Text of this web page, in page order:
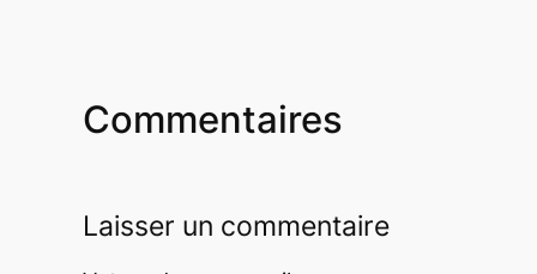
Commentaires
Laisser un commentaire